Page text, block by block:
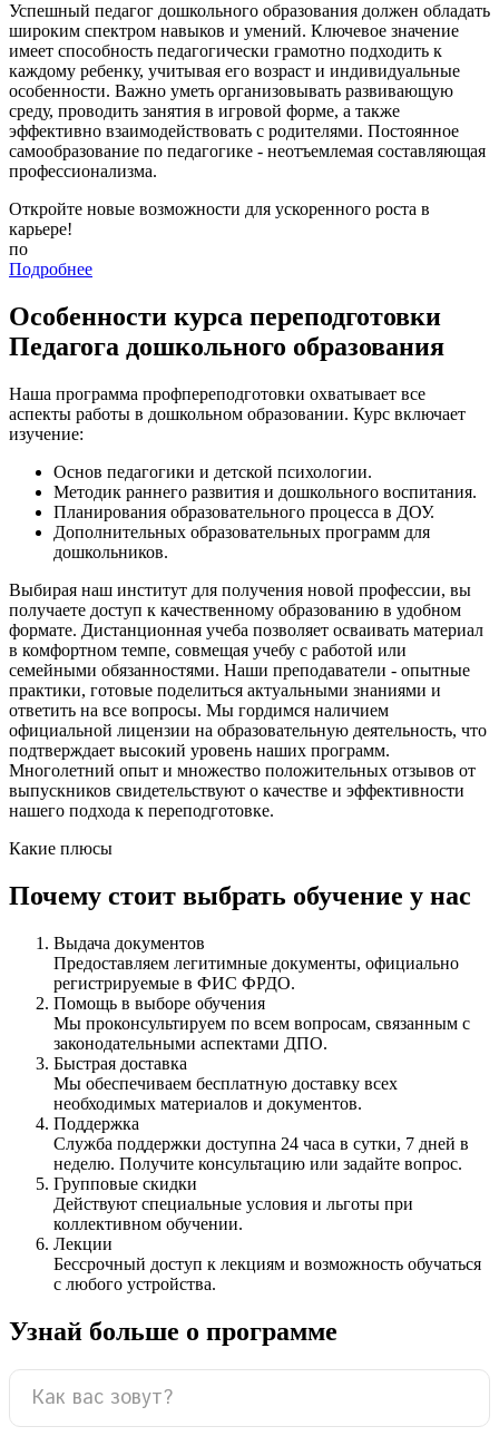
Успешный педагог дошкольного образования должен обладать
широким спектром навыков и умений. Ключевое значение
имеет способность педагогически грамотно подходить к
каждому ребенку, учитывая его возраст и индивидуальные
особенности. Важно уметь организовывать развивающую
среду, проводить занятия в игровой форме, а также
эффективно взаимодействовать с родителями. Постоянное
самообразование по педагогике - неотъемлемая составляющая
профессионализма.
Откройте новые возможности для ускоренного роста в
карьере!
по
Подробнее
Особенности курса переподготовки
Педагога дошкольного образования
Наша программа профпереподготовки охватывает все
аспекты работы в дошкольном образовании. Курс включает
изучение:
Основ педагогики и детской психологии.
Методик раннего развития и дошкольного воспитания.
Планирования образовательного процесса в ДОУ.
Дополнительных образовательных программ для
дошкольников.
Выбирая наш институт для получения новой профессии, вы
получаете доступ к качественному образованию в удобном
формате. Дистанционная учеба позволяет осваивать материал
в комфортном темпе, совмещая учебу с работой или
семейными обязанностями. Наши преподаватели - опытные
практики, готовые поделиться актуальными знаниями и
ответить на все вопросы. Мы гордимся наличием
официальной лицензии на образовательную деятельность, что
подтверждает высокий уровень наших программ.
Многолетний опыт и множество положительных отзывов от
выпускников свидетельствуют о качестве и эффективности
нашего подхода к переподготовке.
Какие плюсы
Почему стоит выбрать обучение у нас
Выдача документов
Предоставляем легитимные документы, официально
регистрируемые в ФИС ФРДО.
Помощь в выборе обучения
Мы проконсультируем по всем вопросам, связанным с
законодательными аспектами ДПО.
Быстрая доставка
Мы обеспечиваем бесплатную доставку всех
необходимых материалов и документов.
Поддержка
Служба поддержки доступна 24 часа в сутки, 7 дней в
неделю. Получите консультацию или задайте вопрос.
Групповые скидки
Действуют специальные условия и льготы при
коллективном обучении.
Лекции
Бессрочный доступ к лекциям и возможность обучаться
с любого устройства.
Узнай больше о программе